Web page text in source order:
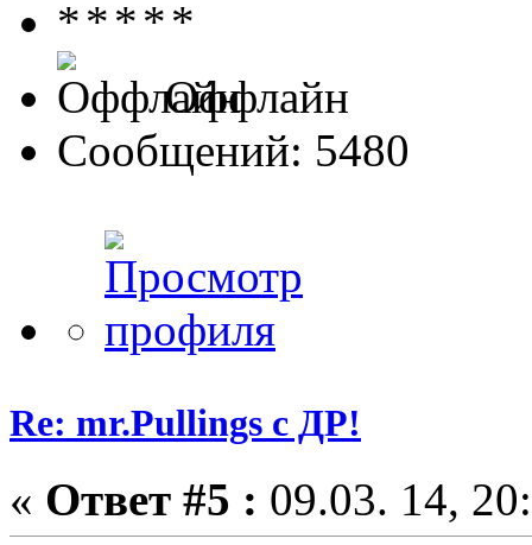
Оффлайн
Сообщений: 5480
Re: mr.Pullings с ДР!
« Ответ #5 : 09.03. 14,